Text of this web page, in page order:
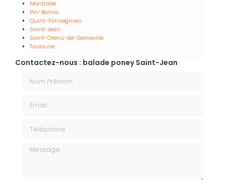
Montrabé
Pin-Balma
Quint-Fonsegrives
Saint-Jean
Saint-Orens-de-Gameville
Toulouse
Contactez-nous : balade poney Saint-Jean
Message